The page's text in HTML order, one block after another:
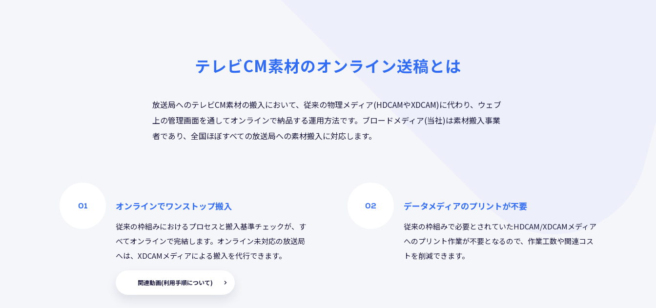
テレビCM素材のオンライン送稿とは
放送局へのテレビCM素材の搬入において、従来の物理メディア(HDCAMやXDCAM)に代わり、ウェブ
上の管理画面を通してオンラインで納品する運用方法です。ブロードメディア(当社)は素材搬入事業
者であり、全国ほぼすべての放送局への素材搬入に対応します。
オンラインでワンストップ搬入
従来の枠組みにおけるプロセスと搬入基準チェックが、す
べてオンラインで完結します。オンライン未対応の放送局
へは、XDCAMメディアによる搬入を代行できます。
関連動画(利用手順について)
データメディアのプリントが不要
従来の枠組みで必要とされていたHDCAM/XDCAMメディア
へのプリント作業が不要となるので、作業工数や関連コス
トを削減できます。